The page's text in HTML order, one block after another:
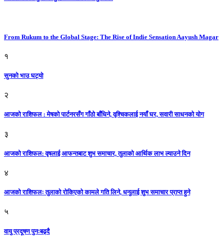
From Rukum to the Global Stage: The Rise of Indie Sensation Aayush Magar
१
सुनको भाउ घट्याे
२
आजको राशिफल : मेषको पार्टनरसँग गाँठो बाँधिने, वृश्चिकलाई नयाँ घर, सवारी साधनकाे याेग
३
आजकाे राशिफल: वृषलाई आफन्तबाट शुभ समाचार, तुलाकाे आर्थिक लाभ ल्याउने दिन
४
आजको राशिफलः तुलाकाे रोकिएको कामले गति लिने, धनुलाई शुभ समाचार प्राप्त हुने
५
वायु प्रदूषण पुनःबढ्दै